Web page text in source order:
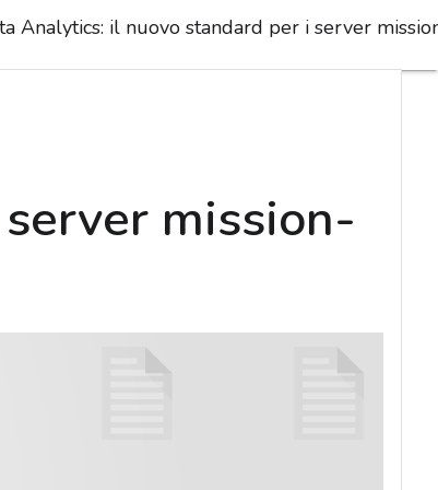
Analytics: il nuovo standard per i server
mission-